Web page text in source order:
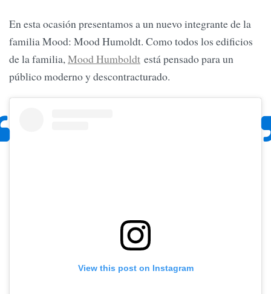
En esta ocasión presentamos a un nuevo integrante de la
familia Mood: Mood Humoldt. Como todos los edificios
de la familia,Mood Humboldt está pensado para un
público moderno y descontracturado.
View this post on Instagram